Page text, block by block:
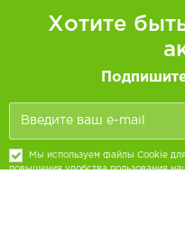
Хотите
Мы используем файлы Cookie
повышения удобства пользования